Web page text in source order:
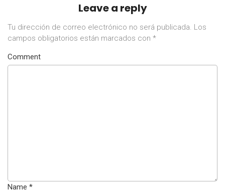
Leave a reply
Tu dirección de correo electrónico no será publicada. Los
campos obligatorios están marcados con *
Comment
Name *